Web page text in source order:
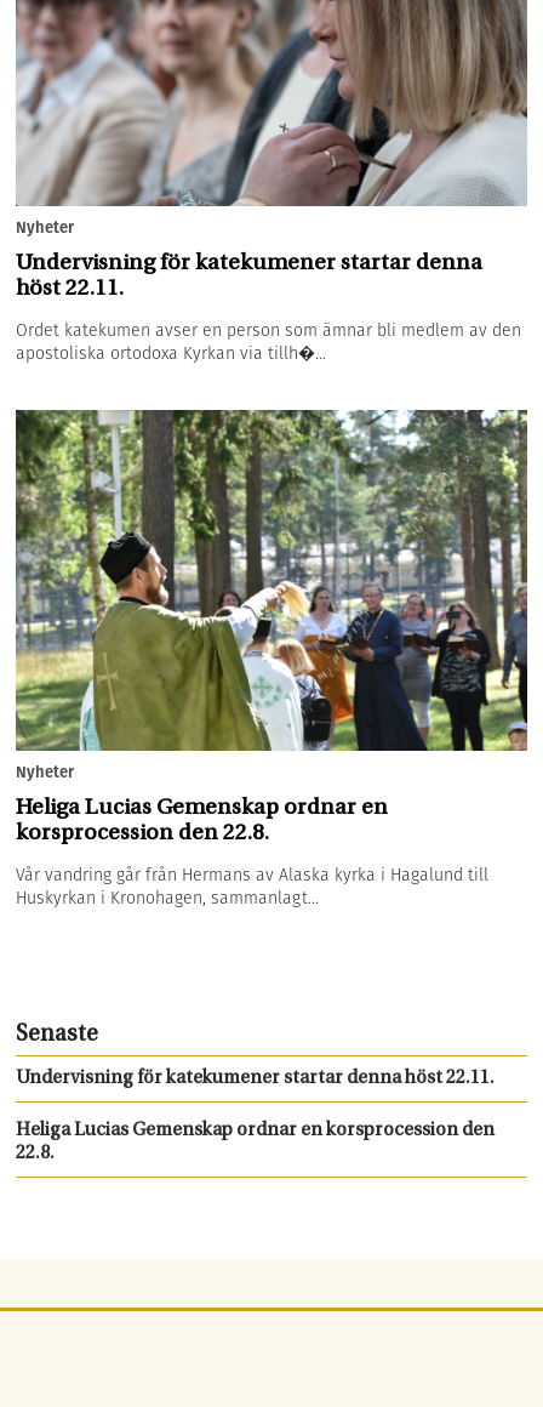
Nyheter
Undervisning för katekumener startar denna
höst 22.11.
Ordet katekumen avser en person som ämnar bli medlem av den
apostoliska ortodoxa Kyrkan via tillh�...
Nyheter
Heliga Lucias Gemenskap ordnar en
korsprocession den 22.8.
Vår vandring går från Hermans av Alaska kyrka i Hagalund till
Huskyrkan i Kronohagen, sammanlagt...
Senaste
Undervisning för katekumener startar denna höst 22.11.
Heliga Lucias Gemenskap ordnar en korsprocession den
22.8.